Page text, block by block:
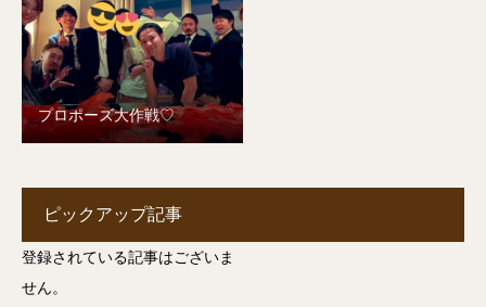
プロポーズ大作戦♡
ピックアップ記事
登録されている記事はございま
せん。